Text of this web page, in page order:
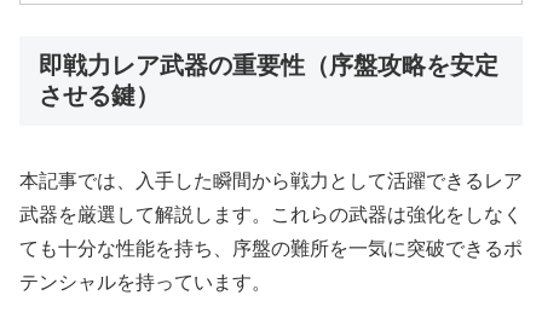
即戦力レア武器の重要性（序盤攻略を安定
させる鍵）
本記事では、入手した瞬間から戦力として活躍できるレア
武器を厳選して解説します。これらの武器は強化をしなく
ても十分な性能を持ち、序盤の難所を一気に突破できるポ
テンシャルを持っています。